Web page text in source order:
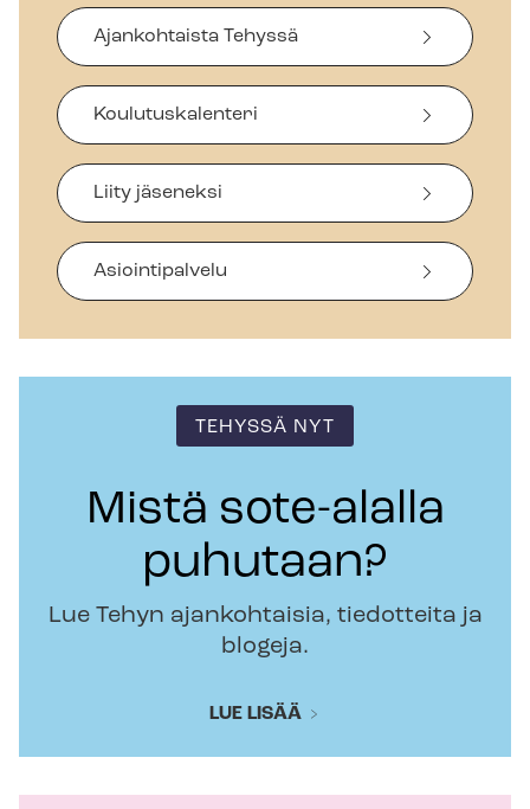
Ajankohtaista Tehyssä
Koulutuskalenteri
Liity jäseneksi
Asiointipalvelu
TEHYSSÄ NYT
Mistä sote-alalla
puhutaan?
Lue Tehyn ajankohtaisia, tiedotteita ja
blogeja.
LUE LISÄÄ